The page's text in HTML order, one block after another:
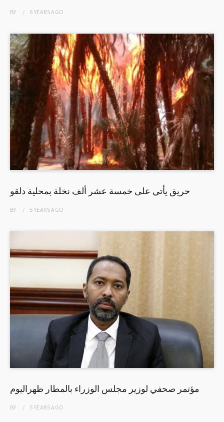
BY 6 YEARSAGO
حريق يأتي على خمسة عشر ألف نخلة بمحلية دلقو
BY 5 YEARSAGO
مؤتمر صحفي لوزير مجلس الوزراء بالمطار ظهراليوم
BY 5 YEARSAGO